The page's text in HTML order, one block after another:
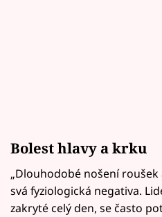
Bolest hlavy a krku
„Dlouhodobé nošení
svá fyziologická negativa.
zakryté celý den, se často